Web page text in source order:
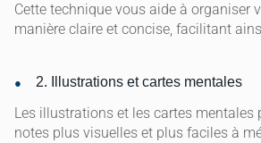
Cette technique vous aide à organiser
manière claire et concise, facilitant
2. Illustrations et cartes mentales
Les illustrations et les cartes mentales
notes plus visuelles et plus faciles à